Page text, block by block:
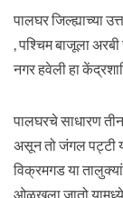
पालघर जिल्ह्याच्या
, पश्चिम बाजूला
नगर हवेली हा
पालघरचे साधारण तीन
असून तो जंगल पट्टी
विक्रमगड या
ओळखला जातो यामध्ये